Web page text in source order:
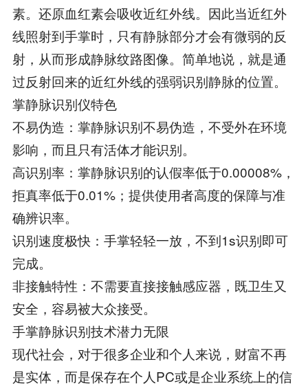
素。还原血红素会吸收近红外线。因此当近红外
线照射到手掌时，只有静脉部分才会有微弱的反
射，从而形成静脉纹路图像。简单地说，就是通
过反射回来的近红外线的强弱识别静脉的位置。
掌静脉识别仪特色
不易伪造：掌静脉识别不易伪造，不受外在环境
影响，而且只有活体才能识别。
高识别率：掌静脉识别的认假率低于0.00008%，
拒真率低于0.01%；提供使用者高度的保障与准
确辨识率。
识别速度极快：手掌轻轻一放，不到1s识别即可
完成。
非接触特性：不需要直接接触感应器，既卫生又
安全，容易被大众接受。
手掌静脉识别技术潜力无限
现代社会，对于很多企业和个人来说，财富不再
是实体，而是保存在个人PC或是企业系统上的信